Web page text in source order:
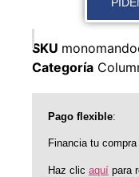
SKU
Categoría
Pago flexible:
Financia tu
Haz clic aquí para